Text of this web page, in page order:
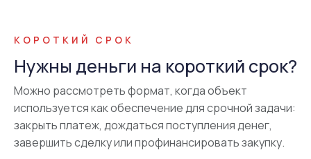
КОРОТКИЙ СРОК
Нужны деньги на короткий срок?
Можно рассмотреть формат, когда объект
используется как обеспечение для срочной задачи:
закрыть платеж, дождаться поступления денег,
завершить сделку или профинансировать закупку.